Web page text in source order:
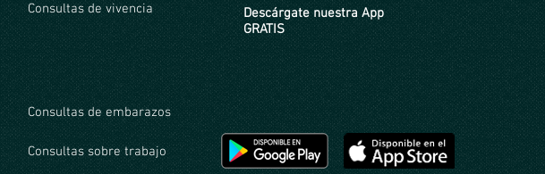
Consultas de vivencia
Descárgate nuestra App
GRATIS
Consultas de embarazos
Consultas sobre trabajo